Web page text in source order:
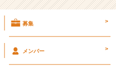
募集 >
メンバー >